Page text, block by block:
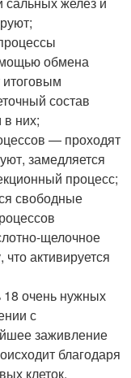
обмена
состав
них;
— проходят
замедляется
процесс;
свободные
щелочное
активируется
очень нужных
с
заживление
благодаря
клеток,